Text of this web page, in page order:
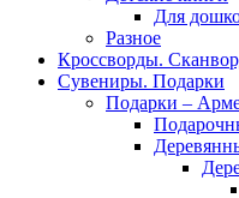
Для
Разное
Кроссворды.
Сувениры. Подарки
Подарки –